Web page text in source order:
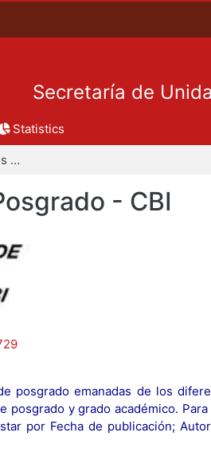
Secretaría de
Statistics
Coordinación de Estudios de Posgrado - CBI
- CBI
posgrado emanadas de los
posgrado y grado académico.
por Fecha de publicación;